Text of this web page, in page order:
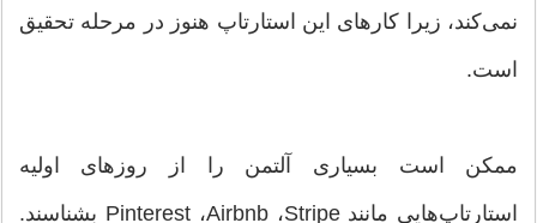
نمی‌کند، زیرا کارهای این استارتاپ هنوز در مرحله تحقیق
است.
ممکن است بسیاری آلتمن را از روزهای اولیه
استارتاپ‌هایی مانند Pinterest ،Airbnb ،Stripe بشناسند.